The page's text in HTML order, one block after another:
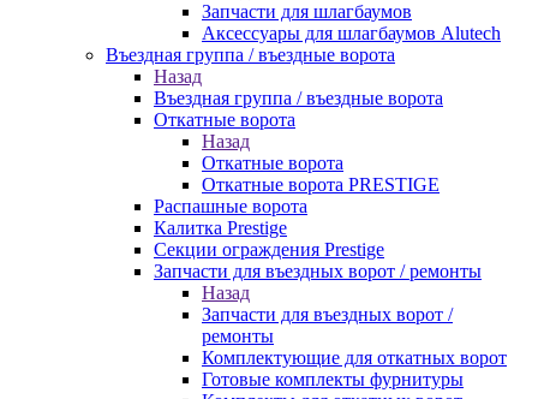
Запчасти для шлагбаумов
Аксессуары для шлагбаумов Alutech
Въездная группа / въездные ворота
Назад
Въездная группа / въездные ворота
Откатные ворота
Назад
Откатные ворота
Откатные ворота PRESTIGE
Распашные ворота
Калитка Prestige
Секции ограждения Prestige
Запчасти для въездных ворот / ремонты
Назад
Запчасти для въездных ворот /
ремонты
Комплектующие для откатных ворот
Готовые комплекты фурнитуры